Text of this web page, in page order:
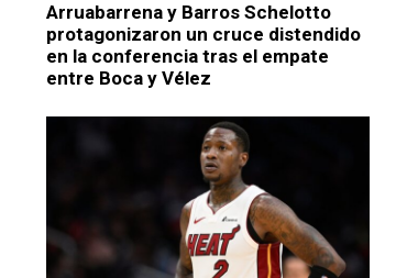
Arruabarrena y Barros Schelotto
protagonizaron un cruce distendido
en la conferencia tras el empate
entre Boca y Vélez